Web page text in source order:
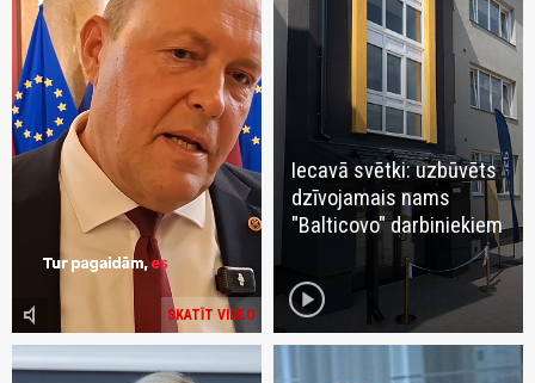
SKATĪT VIDEO
volume_mute
Iecavā svētki: uzbūvēts
dzīvojamais nams
"Balticovo" darbiniekiem
play_circle